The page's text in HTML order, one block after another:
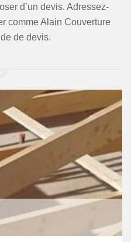
d’un devis. Adressez-
comme Alain Couverture
de devis.